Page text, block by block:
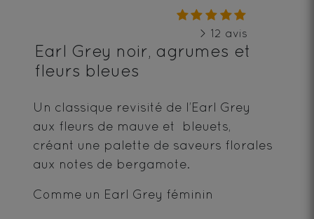
> 12 avis
Earl Grey noir, agrumes et
fleurs bleues
Un classique revisité de l’Earl Grey
aux fleurs de mauve et bleuets,
créant une palette de saveurs florales
aux notes de bergamote.
Comme un Earl Grey féminin